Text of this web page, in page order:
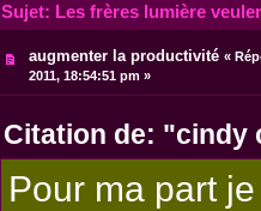
Sujet: Les frères lumière
augmenter la productivité «
2011, 18:54:51 pm »
Citation de: "cindy
Pour ma part